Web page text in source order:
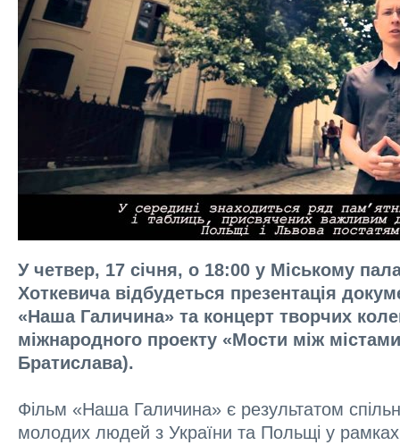
У четвер, 17 січня, о 18:00 у Міському
Хоткевича відбудеться презентація
«Наша Галичина» та концерт творчих
міжнародного проекту «Мости між
Братислава).
Фільм «Наша Галичина» є результатом
молодих людей з України та Польщі у